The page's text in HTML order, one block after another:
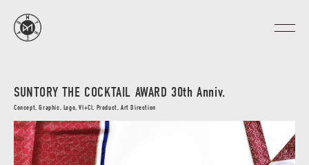
SUNTORY THE COCKTAIL AWARD 30th Anniv.
Concept, Graphic, Logo, VI+CI, Product, Art Direction